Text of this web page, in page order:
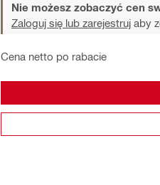
Nie możesz zobaczyć cen
Zaloguj się lub zarejestruj aby
Cena netto po rabacie